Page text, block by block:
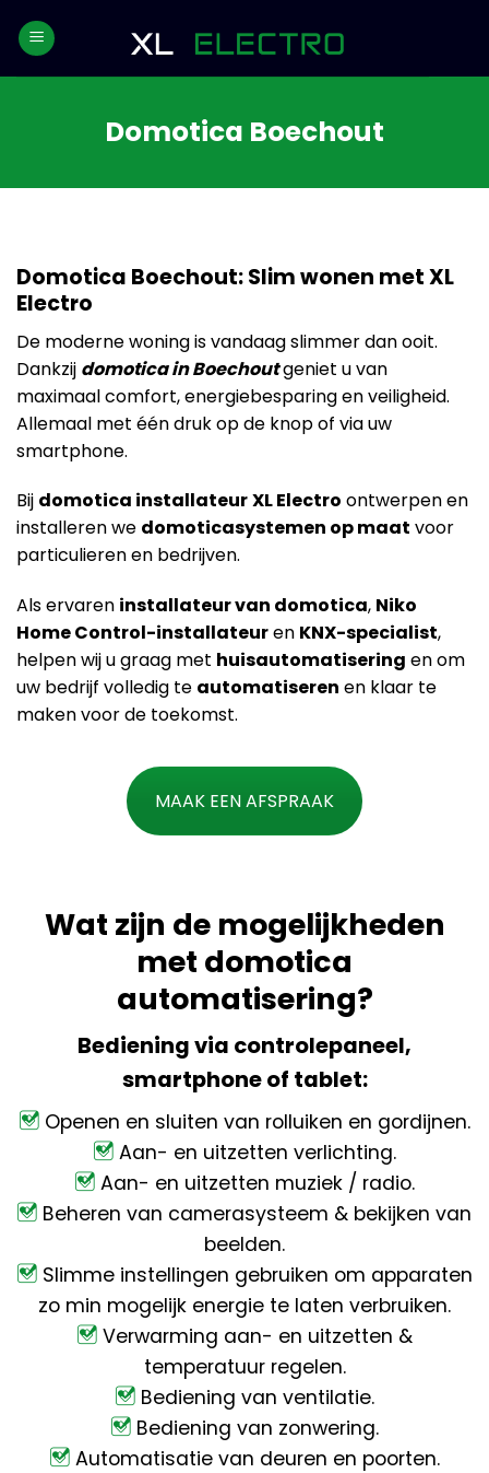
Domotica Boechout
Domotica Boechout: Slim wonen met XL
Electro
De moderne woning is vandaag slimmer dan ooit.
Dankzij domotica in Boechoutgeniet u van
maximaal comfort, energiebesparing en veiligheid.
Allemaal met één druk op de knop of via uw
smartphone.
Bij domotica installateurXL Electro ontwerpen en
installeren we domoticasystemen op maat voor
particulieren en bedrijven.
Als ervaren installateur van domotica, Niko
Home Control-installateuren KNX-specialist,
helpen wij u graag met huisautomatisering en om
uw bedrijf volledig te automatiseren en klaar te
maken voor de toekomst.
MAAK EEN AFSPRAAK
Wat zijn de mogelijkheden
met domotica
automatisering?
Bediening via controlepaneel,
smartphone of tablet:
Openen en sluiten van rolluiken en gordijnen.
Aan- en uitzetten verlichting.
Aan- en uitzetten muziek / radio.
Beheren van camerasysteem & bekijken van
beelden.
Slimme instellingen gebruiken om apparaten
zo min mogelijk energie te laten verbruiken.
Verwarming aan- en uitzetten &
temperatuur regelen.
Bediening van ventilatie.
Bediening van zonwering.
Automatisatie van deuren en poorten.